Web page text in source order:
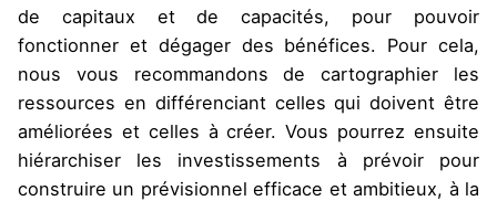
de capitaux et de capacités, pour pouvoir
fonctionner et dégager des bénéfices. Pour cela,
nous vous recommandons de cartographier les
ressources en différenciant celles qui doivent être
améliorées et celles à créer. Vous pourrez ensuite
hiérarchiser les investissements à prévoir pour
construire un prévisionnel efficace et ambitieux, à la